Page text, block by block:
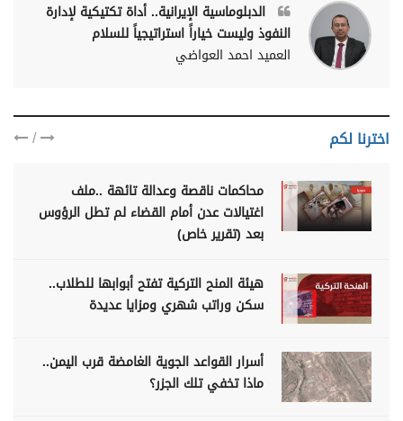
الدبلوماسية الإيرانية.. أداة تكتيكية لإدارة
النفوذ وليست خياراً استراتيجياً للسلام
العميد احمد العواضي
اخترنا لكم /
محاكمات ناقصة وعدالة تائهة ..ملف
اغتيالات عدن أمام القضاء لم تطل الرؤوس
بعد (تقرير خاص)
هيئة المنح التركية تفتح أبوابها للطلاب..
سكن وراتب شهري ومزايا عديدة
أسرار القواعد الجوية الغامضة قرب اليمن..
ماذا تخفي تلك الجزر؟